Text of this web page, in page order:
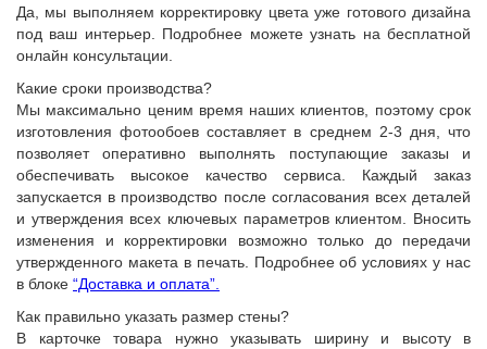
Да, мы выполняем корректировку цвета уже готового дизайна
под ваш интерьер. Подробнее можете узнать на бесплатной
онлайн консультации.
Какие сроки производства?
Мы максимально ценим время наших клиентов, поэтому срок
изготовления фотообоев составляет в среднем 2-3 дня, что
позволяет оперативно выполнять поступающие заказы и
обеспечивать высокое качество сервиса. Каждый заказ
запускается в производство после согласования всех деталей
и утверждения всех ключевых параметров клиентом. Вносить
изменения и корректировки возможно только до передачи
утвержденного макета в печать. Подробнее об условиях у нас
в блоке “Доставка и оплата”.
Как правильно указать размер стены?
В карточке товара нужно указывать ширину и высоту в